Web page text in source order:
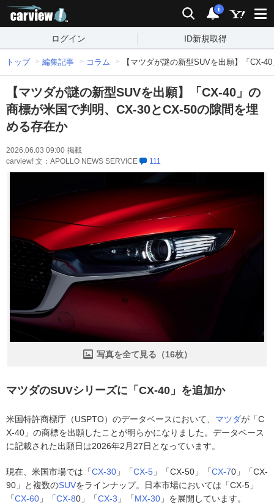
検索 通知
i
ログイン ID新規取得
トップ 編集記事 コラム 【マツダが謎の新型SUVを出願】「CX-
【マツダが謎の新型SUVを出願】「CX-40」の
商標が米国で判明、CX-30とCX-50の隙間を埋
める存在か
2026.06.03 09:00 掲載
carview! 文：APOLLO NEWS SERVICE
111
写真を全て見る（16枚）
マツダのSUVシリーズに「CX-40」を追加か
米国特許商標庁（USPTO）のデータベースにおいて、 マツダが「C
X-40」の商標を出願したことが明らかになりました。データベース
に記載された出願日は2026年2月27日となっています。
現在、米国市場では「CX-30 」「CX-5 」「CX-50」「CX-70」「CX-
90」と複数のSUVをラインナップ。日本市場においては「CX-5」
「CX-60 」「CX-80」「CX-3 」「MX-30 」を展開しています。